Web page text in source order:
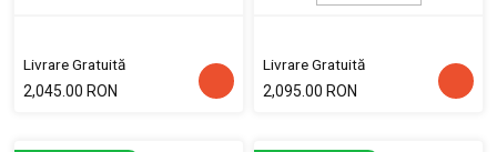
Livrare Gratuită
2,045.00 RON
Livrare Gratuită
2,095.00 RON